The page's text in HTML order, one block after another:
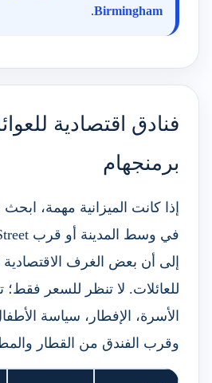
Birmingham
.
فنادق اقتصادية
برمنجهام
إذا كانت الميزانية مهمة،
إلى أن بعض الغرف
للعائلات. لا تنظر للسعر
الأسرة، الإفطار، سياسة
وقرب الفندق من القطار